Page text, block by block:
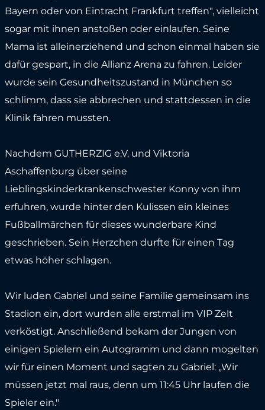
Bayern oder von Eintracht Frankfurt treffen", vielleicht
sogar mit ihnen anstoßen oder einlaufen. Seine
Mama ist alleinerziehend und schon einmal haben sie
dafür gespart, in die Allianz Arena zu fahren. Leider
wurde sein Gesundheitszustand in München so
schlimm, dass sie abbrechen und stattdessen in die
Klinik fahren mussten.
Nachdem GUTHERZIG e.V. und Viktoria
Aschaffenburg über seine
Lieblingskinderkrankenschwester Konny von ihm
erfuhren, wurde hinter den Kulissen ein kleines
Fußballmärchen für dieses wunderbare Kind
geschrieben. Sein Herzchen durfte für einen Tag
etwas höher schlagen.
Wir luden Gabriel und seine Familie gemeinsam ins
Stadion ein, dort wurden alle erstmal im VIP Zelt
verköstigt. Anschließend bekam der Jungen von
einigen Spielern ein Autogramm und dann mogelten
wir für einen Moment und sagten zu Gabriel: „Wir
müssen jetzt mal raus, denn um 11:45 Uhr laufen die
Spieler ein."